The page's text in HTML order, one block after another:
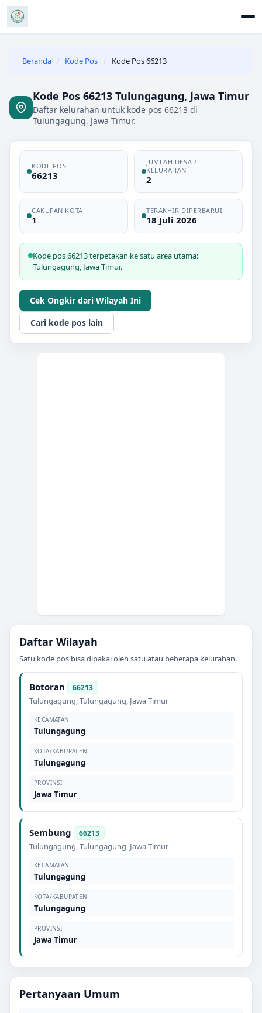
Beranda / Kode Pos / Kode Pos 66213
Kode Pos 66213 Tulungagung, Jawa Timur
Daftar kelurahan untuk kode pos 66213 di
Tulungagung, Jawa Timur.
KODE POS
66213
JUMLAH DESA /
KELURAHAN
2
CAKUPAN KOTA
1
TERAKHIR DIPERBARUI
18 Juli 2026
Kode pos 66213 terpetakan ke satu area utama:
Tulungagung, Jawa Timur.
Cek Ongkir dari Wilayah Ini
Cari kode pos lain
Daftar Wilayah
Satu kode pos bisa dipakai oleh satu atau beberapa kelurahan.
Botoran 66213
Tulungagung,Tulungagung, Jawa Timur
KECAMATAN
Tulungagung
KOTA/KABUPATEN
Tulungagung
PROVINSI
Jawa Timur
Sembung 66213
Tulungagung,Tulungagung, Jawa Timur
KECAMATAN
Tulungagung
KOTA/KABUPATEN
Tulungagung
PROVINSI
Jawa Timur
Pertanyaan Umum